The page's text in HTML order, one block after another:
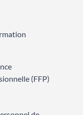
(FFP)